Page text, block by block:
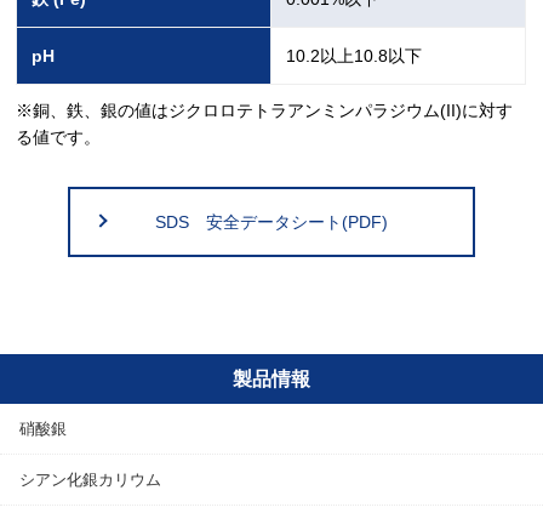
pH 10.2以上10.8以下
※銅、鉄、銀の値はジクロロテトラアンミンパラジウム(II)に対す
る値です。
SDS 安全データシート(PDF)
製品情報
硝酸銀
シアン化銀カリウム